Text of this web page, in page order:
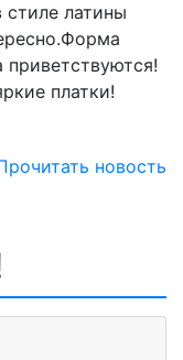
стиле латины
платки!
новость